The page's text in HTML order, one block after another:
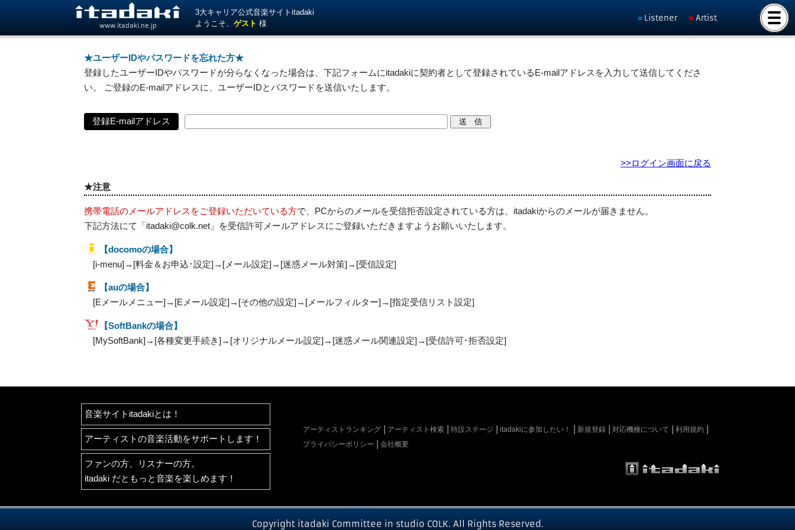
www.itadaki.ne.jp
3大キャリア公式音楽サイトitadaki
ようこそ、ゲスト 様
Listener Artist
★ユーザーIDやパスワードを忘れた方★
登録したユーザーIDやパスワードが分らなくなった場合は、下記フォームにitadakiに契約者として登録されているE-mailアドレスを入力して送信してくださ
い。 ご登録のE-mailアドレスに、ユーザーIDとパスワードを送信いたします。
登録E-mailアドレス
>>ログイン画面に戻る
★注意
携帯電話のメールアドレスをご登録いただいている方で、PCからのメールを受信拒否設定されている方は、itadakiからのメールが届きません。
下記方法にて「itadaki@colk.net」を受信許可メールアドレスにご登録いただきますようお願いいたします。
【docomoの場合】
[i-menu]→[料金＆お申込･設定]→[メール設定]→[迷惑メール対策]→[受信設定]
【auの場合】
[Eメールメニュー]→[Eメール設定]→[その他の設定]→[メールフィルター]→[指定受信リスト設定]
【SoftBankの場合】
[MySoftBank]→[各種変更手続き]→[オリジナルメール設定]→[迷惑メール関連設定]→[受信許可･拒否設定]
音楽サイトitadakiとは！
アーティストの音楽活動をサポートします！
ファンの方、リスナーの方。
itadaki だともっと音楽を楽しめます！
アーティストランキング アーティスト検索 特設ステージ itadakiに参加したい！ 新規登録 対応機種について
利用規約
プライバシーポリシー
会社概要
Copyright itadaki Committee in studio COLK. All Rights Reserved.